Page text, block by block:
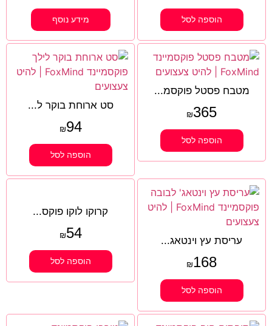
הוספה לסל מידע נוסף
מטבח פסטל פוקסמ...
₪365
הוספה לסל
סט ארוחת בוקר ל...
₪94
הוספה לסל
עריסת עץ וינטאג...
₪168
הוספה לסל
קרוקו לוקו פוקס...
₪54
הוספה לסל